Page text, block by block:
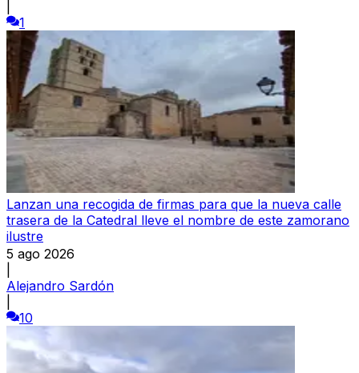
1
Lanzan una recogida de firmas para que la nueva calle
trasera de la Catedral lleve el nombre de este zamorano
ilustre
5 ago 2026
Alejandro Sardón
10